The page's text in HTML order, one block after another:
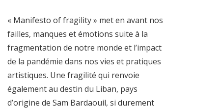
« Manifesto of fragility » met en avant nos
failles, manques et émotions suite à la
fragmentation de notre monde et l’impact
de la pandémie dans nos vies et pratiques
artistiques. Une fragilité qui renvoie
également au destin du Liban, pays
d’origine de Sam Bardaouil, si durement